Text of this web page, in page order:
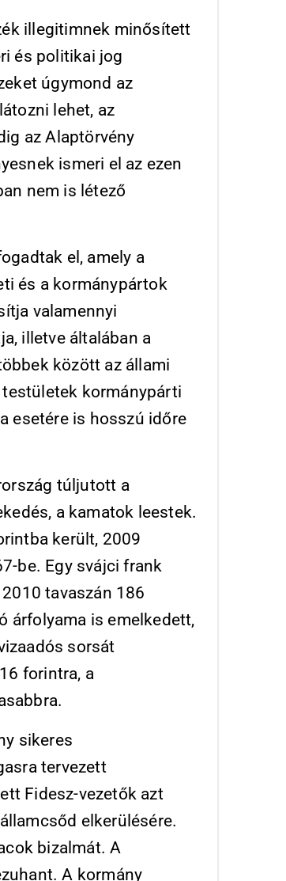
illegitimnek minősített
és politikai jog
úgymond az
lehet, az
az Alaptörvény
ismeri el az ezen
nem is létező
el, amely a
és a kormánypártok
valamennyi
illetve általában a
között az állami
kormánypárti
esetére is hosszú időre
túljutott a
a kamatok leestek.
került, 2009
be. Egy svájci frank
tavaszán 186
árfolyama is emelkedett,
sorsát
forintra, a
sikeres
tervezett
Fidesz-vezetők azt
elkerülésére.
bizalmát. A
A kormány